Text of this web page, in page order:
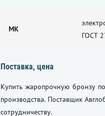
МК
ГОСТ
Поставка, цена
Купить жаропрочную бронзу
производства. Поставщик
сотрудничеству.